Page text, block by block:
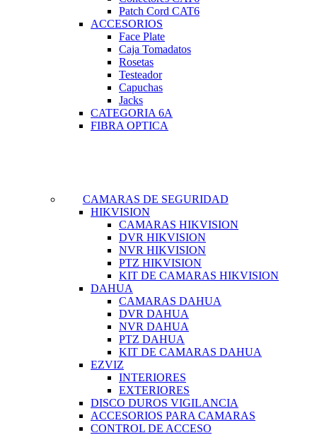
Patch Cord CAT6
ACCESORIOS
Face Plate
Caja Tomadatos
Rosetas
Testeador
Capuchas
Jacks
CATEGORIA 6A
FIBRA OPTICA
CAMARAS DE SEGURIDAD
HIKVISION
CAMARAS HIKVISION
DVR HIKVISION
NVR HIKVISION
PTZ HIKVISION
KIT DE CAMARAS HIKVISION
DAHUA
CAMARAS DAHUA
DVR DAHUA
NVR DAHUA
PTZ DAHUA
KIT DE CAMARAS DAHUA
EZVIZ
INTERIORES
EXTERIORES
DISCO DUROS VIGILANCIA
ACCESORIOS PARA CAMARAS
CONTROL DE ACCESO